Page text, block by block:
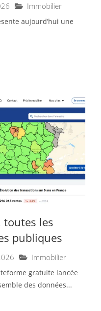
Immobilier
aujourd’hui une
toutes les
publiques
Immobilier
gratuite lancée
des données...